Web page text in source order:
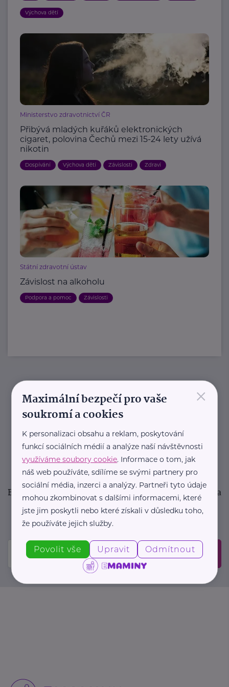
Výchova dětí
Ministerstvo zdravotnictví ČR
Přibývá mladých kuřáků elektronických
cigaret, polovina Čechů mezi 15-24 lety užívá
nikotin
Dospívání Výchova dětí Závislosti Zdraví
Státní zdravotní ústav
Závislost na alkoholu
Podpora a pomoc Závislosti
Newsletter
Pravidelný přísun novinek, inspirace na každý den,
podpora pro rodiče i sdílení zkušeností. Takový je
Newsletter webu eMaminy.cz. Přihlaste se k jeho
odběru a čtěte o tématech, které vám pomohou
v náročném období nebo zpříjemní rodinný život.
Buďte první, kdo se dozví o nových článcích, akcích a
událostech. Prosíme, potvrďte odběr ve vaší e-
mailové schránce.
Odeslat
×
Maximální bezpečí pro vaše
soukromí a cookies
K personalizaci obsahu a reklam, poskytování
funkcí sociálních médií a analýze naší návštěvnosti
využíváme soubory cookie. Informace o tom, jak
náš web používáte, sdílíme se svými partnery pro
sociální média, inzerci a analýzy. Partneři tyto údaje
mohou zkombinovat s dalšími informacemi, které
jste jim poskytli nebo které získali v důsledku toho,
že používáte jejich služby.
Povolit vše Upravit Odmítnout